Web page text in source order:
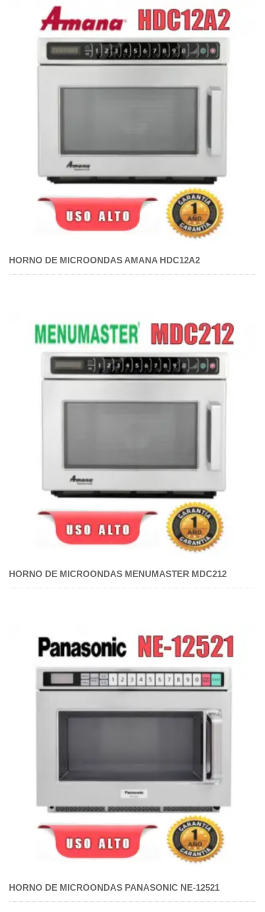
HORNO DE MICROONDAS AMANA HDC12A2
HORNO DE MICROONDAS MENUMASTER MDC212
HORNO DE MICROONDAS PANASONIC NE-12521